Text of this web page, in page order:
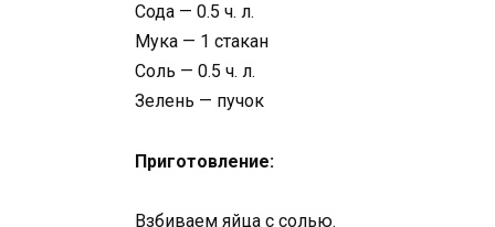
Содa — 0.5 ч. л.
Мукa — 1 стакан
Соль — 0.5 ч. л.
Зелень — пучок
Приготовление:
Взбиваем яйца с солью.